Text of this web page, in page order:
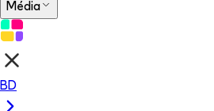
Média
BD